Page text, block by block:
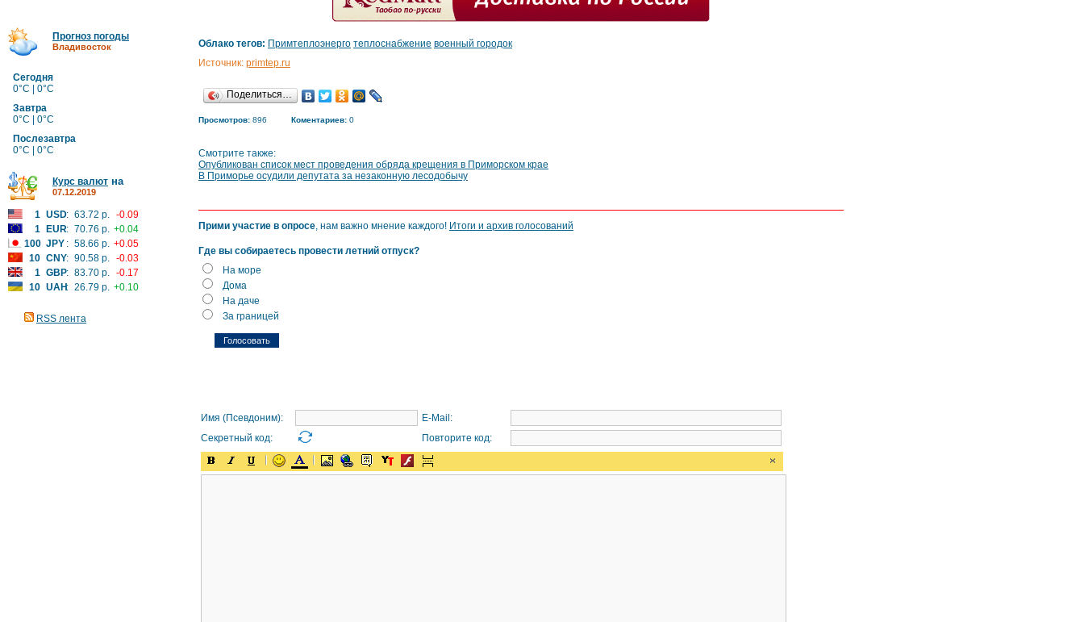
Прогноз погоды
Владивосток
Сегодня
0°C | 0°C
Завтра
0°C | 0°C
Послезавтра
0°C | 0°C
Курс валют на
07.12.2019
1 USD: 63.72 р. -0.09
1
EUR: 70.76 р. +0.04
100 JPY : 58.66 р. +0.05
10 CNY: 90.58 р. -0.03
1 GBP: 83.70 р. -0.17
10 UAH: 26.79 р. +0.10
RSS лента
Облако тегов: Примтеплоэнерго теплоснабжение военный городок
Источник: primtep.ru
Поделиться…
Просмотров: 896 Коментариев: 0
Смотрите также:
Опубликован список мест проведения обряда крещения в Приморском крае
В Приморье осудили депутата за незаконную лесодобычу
Прими участие в опросе, нам важно мнение каждого! Итоги и архив голосований
Где вы собираетесь провести летний отпуск?
На море
Дома
На даче
За границей
Имя (Псевдоним):
E-Mail:
Секретный код:
Повторите код: